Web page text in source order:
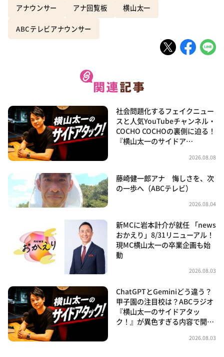
アナウンサー アナ回覧板 横山太一
ABCテレビアナウンサー
社会問題化するフェイクニュー
スと人気YouTubeチャンネル・
COCHO COCHOの裏側に迫る！
『横山太一のサイドア…
2026.08.08
藤崎健一郎アナ 悔しさを、次
の一歩へ（ABCテレビ）
2026.08.04
新MCに岩本計介が就任 「news
おかえり」8/31リニューアル！
現MC横山太一の卒業企画も始
動
2026.08.03
ChatGPTとGeminiどう違う？
甲子園の注目校は？ABCラジオ
『横山太一のサイドアタッ
ク！』が異色すぎる内容で開…
2026.08.03